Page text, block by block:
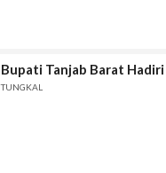
Bupati Tanjab Barat
TUNGKAL